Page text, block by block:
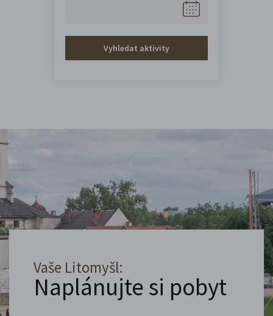
Vyhledat aktivity
Vaše Litomyšl:
Naplánujte si pobyt